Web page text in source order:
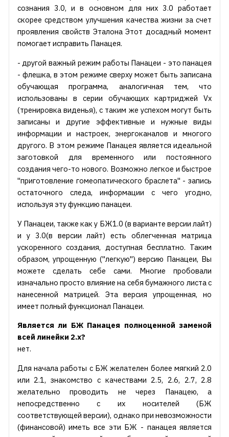
сознания 3.0, и в основном для них 3.0 работает
скорее средством улучшения качества жизни за счет
проявления свойств Эталона Этот досадный момент
помогает исправить Панацея.
- другой важный режим работы Панацеи - это панацея
- флешка, в этом режиме сверху может быть записана
обучающая программа, аналогичная тем, что
использованы в серии обучающих картриджей Vx
(тренировка виденья), с таким же успехом могут быть
записаны и другие эффективные и нужные виды
информации и настроек, энергоканалов и многого
другого. В этом режиме Панацея является идеальной
заготовкой для временного или постоянного
создания чего-то нового. Возможно легкое и быстрое
"приготовление гомеопатического браслета" - запись
остаточного следа, информации с чего угодно,
используя эту функцию панацеи.
У Панацеи, также как у БЖ1.0 (в варианте версии лайт)
и у 3.0(в версии лайт) есть облегченная матрица
ускоренного создания, доступная бесплатно. Таким
образом, упрощенную ("легкую") версию Панацеи, Вы
можете сделать себе сами. Многие пробовали
изначально просто влияние на себя бумажного листа с
нанесенной матрицей. Эта версия упрощенная, но
имеет полный функционал Панацеи.
Является ли БЖ Панацея полноценной заменой
всей линейки 2.х?
нет.
Для начала работы с БЖ желателен более мягкий 2.0
или 2.1, знакомство с качествами 2.5, 2.6, 2.7, 2.8
желательно проводить не через Панацею, а
непосредственно с их носителей (БЖ
соответствующей версии), однако при невозможности
(финансовой) иметь все эти БЖ - панацея является